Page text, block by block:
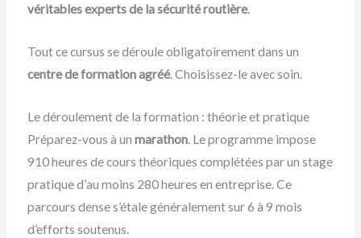
véritables experts de la sécurité routière.
Tout ce cursus se déroule obligatoirement dans un
centre de formation agréé. Choisissez-le avec soin.
Le déroulement de la formation : théorie et pratique
Préparez-vous à un marathon. Le programme impose
910 heures de cours théoriques complétées par un stage
pratique d’au moins 280 heures en entreprise. Ce
parcours dense s’étale généralement sur 6 à 9 mois
d’efforts soutenus.